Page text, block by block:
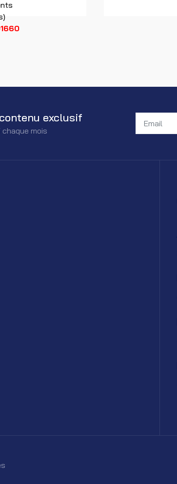
exclusif
mois